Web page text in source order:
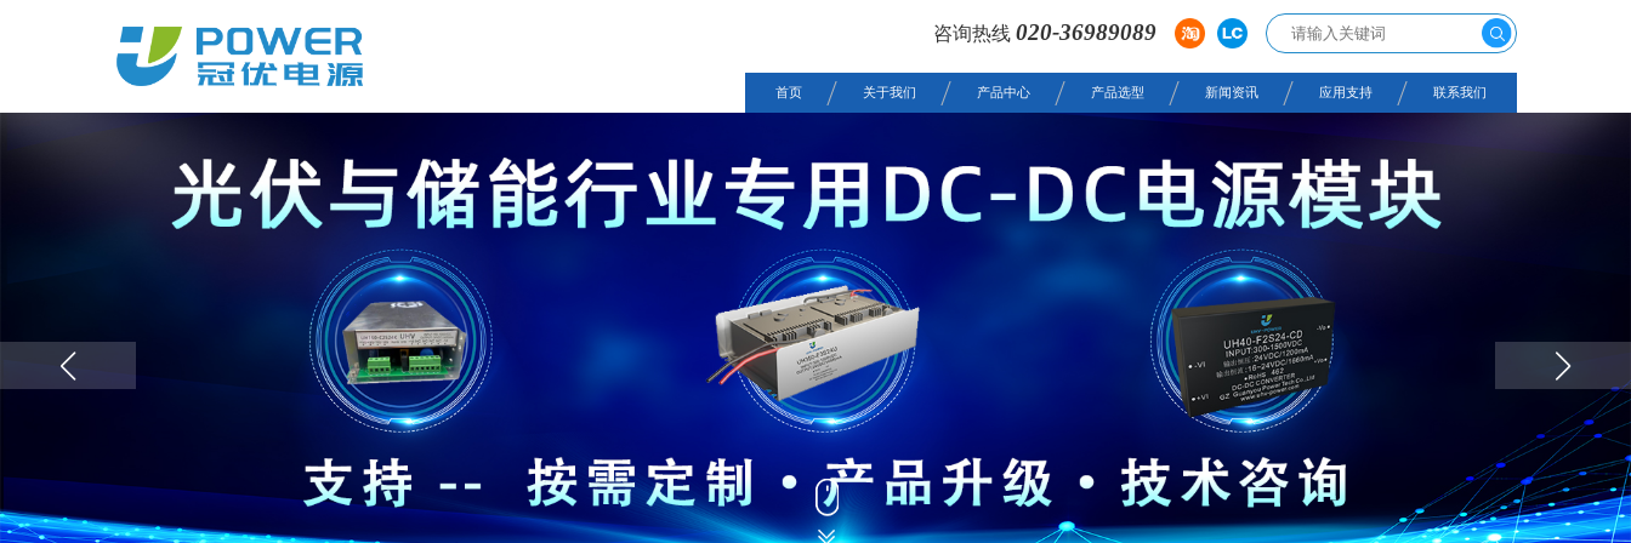
咨询热线 020-36989089
首页 关于我们 产品中心 产品选型 新闻资讯 应用支持 联系我们